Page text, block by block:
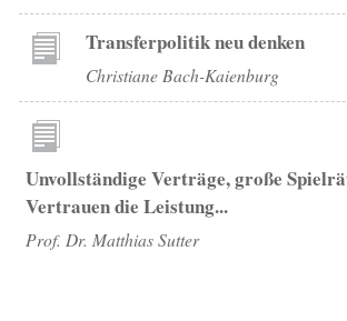
Transferpolitik neu denken
Christiane Bach-Kaienburg
Unvollständige Verträge, große
Vertrauen die Leistung...
Prof. Dr. Matthias Sutter